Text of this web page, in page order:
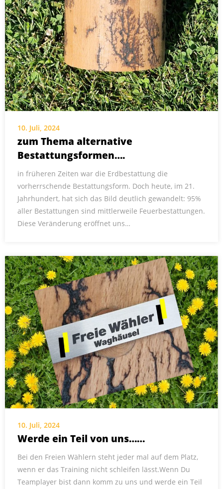
10. Juli, 2024
zum Thema alternative
Bestattungsformen….
in früheren Zeiten war die Erdbestattung die
vorherrschende Bestattungsform. Doch heute, im 21.
Jahrhundert, hat sich das Bild deutlich gewandelt: 95%
aller Bestattungen sind mittlerweile Feuerbestattungen.
Diese Veränderung eröffnet uns…
10. Juli, 2024
Werde ein Teil von uns……
Bei den Freien Wählern steht jeder mal auf dem Platz,
wenn er das Training nicht schleifen lässt.Wenn Du
Teamplayer bist dann komm zu uns und werde ein Teil